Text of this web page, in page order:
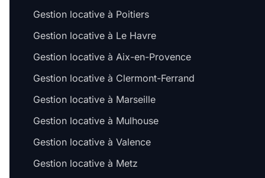
Gestion locative à Poitiers
Gestion locative à Le Havre
Gestion locative à Aix-en-Provence
Gestion locative à Clermont-Ferrand
Gestion locative à Marseille
Gestion locative à Mulhouse
Gestion locative à Valence
Gestion locative à Metz